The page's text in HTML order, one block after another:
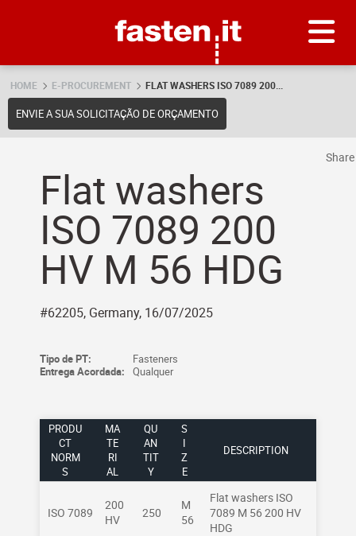
HOME E-PROCUREMENT FLAT WASHERS ISO 7089 200...
ENVIE A SUA SOLICITAÇÃO DE ORÇAMENTO
Flat washers
ISO 7089 200
HV M 56 HDG
#62205, Germany, 16/07/2025
Tipo de PT:
Fasteners
Entrega Acordada:
Qualquer
PRODU
CT
NORM
S
MA
TE
RI
AL
QU
AN
TIT
Y
S
I
Z
E
DESCRIPTION
ISO 7089
200
HV
250
M
56
Flat washers ISO
7089 M 56 200 HV
HDG
Share